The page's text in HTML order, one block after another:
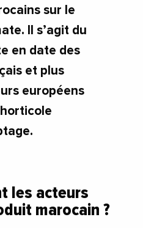
sur le
Il s’agit du
en date des
et plus
européens
les acteurs
marocain ?